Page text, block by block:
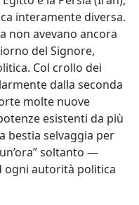
interamente diversa.
non avevano ancora
del Signore,
Col crollo dei
dalla seconda
molte nuove
esistenti da più
bestia selvaggia per
soltanto —
ogni autorità politica